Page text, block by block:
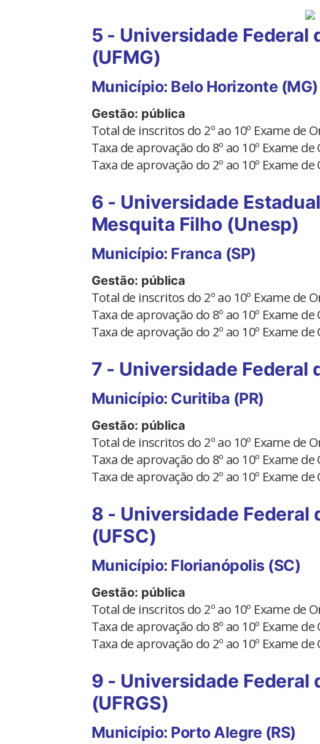
5 - Universidade Federal
(UFMG)
Município: Belo Horizonte (MG)
Gestão: pública
Total de inscritos do 2º ao 10º Exame de
Taxa de aprovação do 8º ao 10º Exame
Taxa de aprovação do 2º ao 10º Exame
6 - Universidade
Mesquita Filho (Unesp)
Município: Franca (SP)
Gestão: pública
Total de inscritos do 2º ao 10º Exame de
Taxa de aprovação do 8º ao 10º Exame
Taxa de aprovação do 2º ao 10º Exame
7 - Universidade Federal
Município: Curitiba (PR)
Gestão: pública
Total de inscritos do 2º ao 10º Exame de
Taxa de aprovação do 8º ao 10º Exame
Taxa de aprovação do 2º ao 10º Exame
8 - Universidade Federal
(UFSC)
Município: Florianópolis (SC)
Gestão: pública
Total de inscritos do 2º ao 10º Exame de
Taxa de aprovação do 8º ao 10º Exame
Taxa de aprovação do 2º ao 10º Exame
9 - Universidade Federal
(UFRGS)
Município: Porto Alegre (RS)